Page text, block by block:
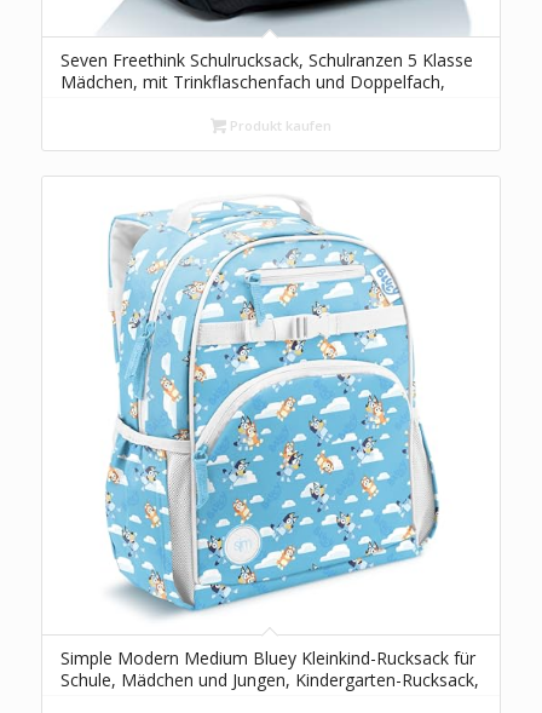
Seven Freethink Schulrucksack, Schulranzen 5 Klasse
Mädchen, mit Trinkflaschenfach und Doppelfach,
Produkt kaufen
Simple Modern Medium Bluey Kleinkind-Rucksack für
Schule, Mädchen und Jungen, Kindergarten-Rucksack,